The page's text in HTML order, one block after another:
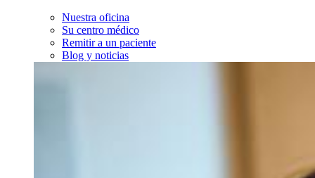
Nuestra oficina
Su centro médico
Remitir a un paciente
Blog y noticias